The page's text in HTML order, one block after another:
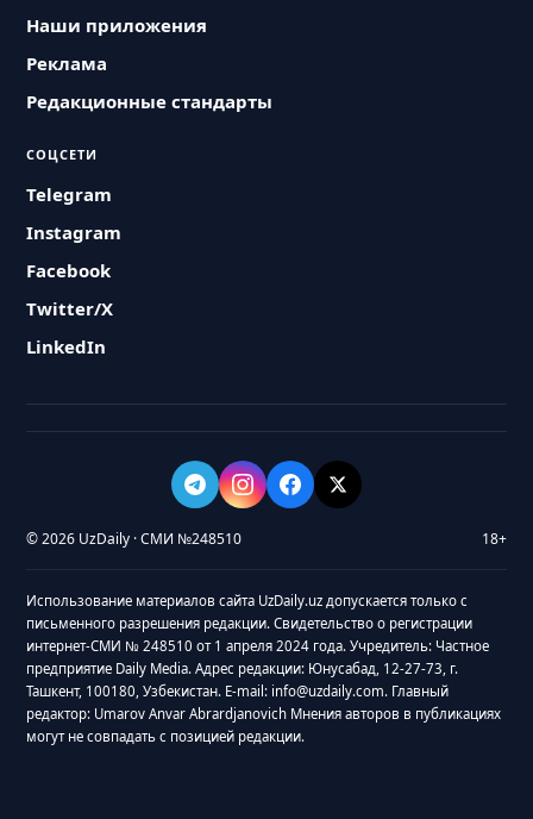
Наши приложения
Реклама
Редакционные стандарты
СОЦСЕТИ
Telegram
Instagram
Facebook
Twitter/X
LinkedIn
© 2026 UzDaily · СМИ №248510 18+
Использование материалов сайта UzDaily.uz допускается только с
письменного разрешения редакции. Свидетельство о регистрации
интернет-СМИ № 248510 от 1 апреля 2024 года. Учредитель: Частное
предприятие Daily Media. Адрес редакции: Юнусабад, 12-27-73, г.
Ташкент, 100180, Узбекистан. E-mail: info@uzdaily.com. Главный
редактор: Umarov Anvar Abrardjanovich Мнения авторов в публикациях
могут не совпадать с позицией редакции.